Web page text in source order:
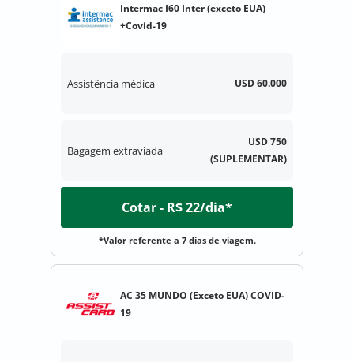
Intermac I60 Inter (exceto EUA)
+Covid-19
Assistência médica USD 60.000
Bagagem extraviada
USD 750
(SUPLEMENTAR)
Cotar - R$ 22/dia*
*Valor referente a 7 dias de viagem.
AC 35 MUNDO (Exceto EUA) COVID-
19